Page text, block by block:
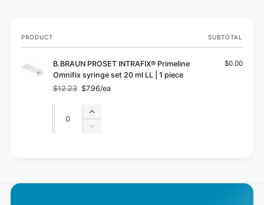
Your
cart
PRODUCT SUBTOTAL
B.BRAUN PROSET INTRAFIX® Primeline
Omnifix syringe set 20 ml LL | 1 piece
Regular
price
$12.23
Sale
price
$7.96/ea
$0.00
Quantity
Increase
quantity
Decrease
a